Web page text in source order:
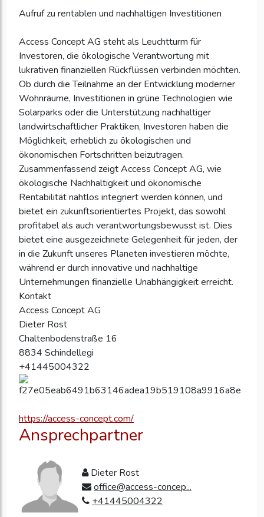
Aufruf zu rentablen und nachhaltigen Investitionen
Access Concept AG steht als Leuchtturm für
Investoren, die ökologische Verantwortung mit
lukrativen finanziellen Rückflüssen verbinden möchten.
Ob durch die Teilnahme an der Entwicklung moderner
Wohnräume, Investitionen in grüne Technologien wie
Solarparks oder die Unterstützung nachhaltiger
landwirtschaftlicher Praktiken, Investoren haben die
Möglichkeit, erheblich zu ökologischen und
ökonomischen Fortschritten beizutragen.
Zusammenfassend zeigt Access Concept AG, wie
ökologische Nachhaltigkeit und ökonomische
Rentabilität nahtlos integriert werden können, und
bietet ein zukunftsorientiertes Projekt, das sowohl
profitabel als auch verantwortungsbewusst ist. Dies
bietet eine ausgezeichnete Gelegenheit für jeden, der
in die Zukunft unseres Planeten investieren möchte,
während er durch innovative und nachhaltige
Unternehmungen finanzielle Unabhängigkeit erreicht.
Kontakt
Access Concept AG
Dieter Rost
Chaltenbodenstraße 16
8834 Schindellegi
+41445004322
https://access-concept.com/
Ansprechpartner
Dieter Rost
office@access-concep...
+41445004322